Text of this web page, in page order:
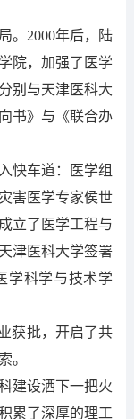
。2000年后，陆
院，加强了医学
别与天津医科大
书》与《联合办
快车道：医学组
害医学专家侯世
立了医学工程与
津医科大学签署
学科学与技术学
获批，开启了共
。
建设洒下一把火
累了深厚的理工